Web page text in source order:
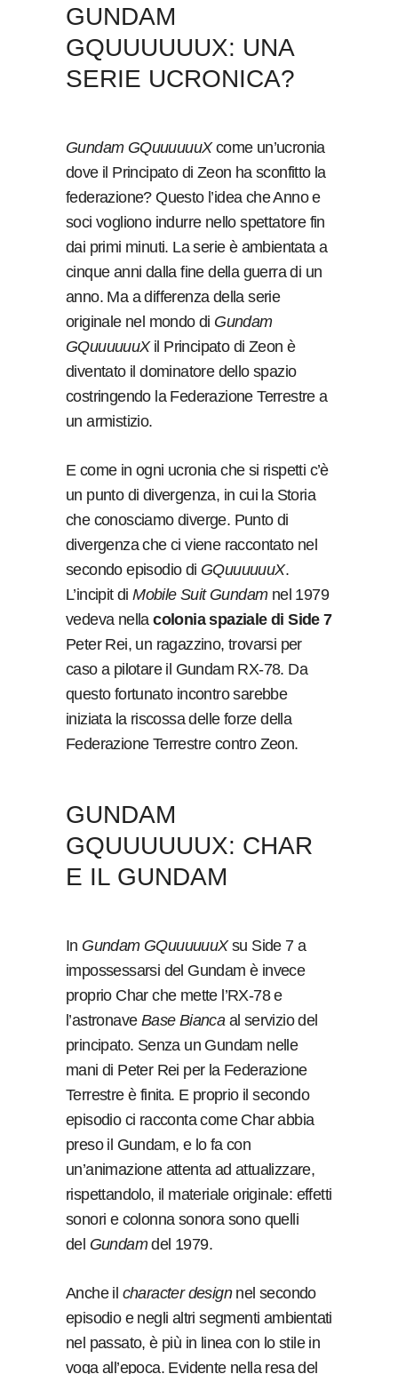
GUNDAM
GQUUUUUUX: UNA
SERIE UCRONICA?
Gundam GQuuuuuuX come un’ucronia
dove il Principato di Zeon ha sconfitto la
federazione? Questo l’idea che Anno e
soci vogliono indurre nello spettatore fin
dai primi minuti. La serie è ambientata a
cinque anni dalla fine della guerra di un
anno. Ma a differenza della serie
originale nel mondo di Gundam
GQuuuuuuX il Principato di Zeon è
diventato il dominatore dello spazio
costringendo la Federazione Terrestre a
un armistizio.
E come in ogni ucronia che si rispetti c’è
un punto di divergenza, in cui la Storia
che conosciamo diverge. Punto di
divergenza che ci viene raccontato nel
secondo episodio di GQuuuuuuX.
L’incipit diMobile Suit Gundam nel 1979
vedeva nellacolonia spaziale di Side 7
Peter Rei, un ragazzino, trovarsi per
caso a pilotare il Gundam RX-78. Da
questo fortunato incontro sarebbe
iniziata la riscossa delle forze della
Federazione Terrestre contro Zeon.
GUNDAM
GQUUUUUUX: CHAR
E IL GUNDAM
In Gundam GQuuuuuuXsu Side 7 a
impossessarsi del Gundam è invece
proprio Char che mette l’RX-78 e
l’astronave Base Biancaal servizio del
principato. Senza un Gundam nelle
mani di Peter Rei per la Federazione
Terrestre è finita. E proprio il secondo
episodio ci racconta come Char abbia
preso il Gundam, e lo fa con
un’animazione attenta ad attualizzare,
rispettandolo, il materiale originale: effetti
sonori e colonna sonora sono quelli
del Gundamdel 1979.
Anche il character designnel secondo
episodio e negli altri segmenti ambientati
nel passato, è più in linea con lo stile in
voga all’epoca. Evidente nella resa del